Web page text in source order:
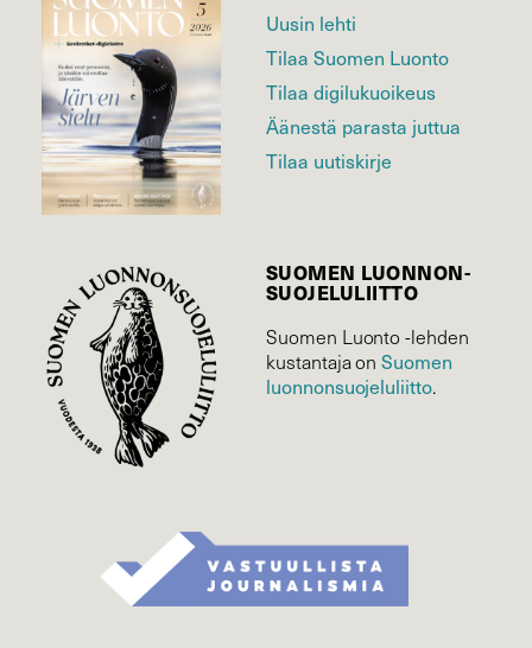
Uusin lehti
Tilaa Suomen Luonto
Tilaa digilukuoikeus
Äänestä parasta juttua
Tilaa uutiskirje
SUOMEN LUONNON­
SUOJELU­LIITTO
Suomen Luonto -lehden
kustantaja onSuomen
luonnonsuojelu­liitto.